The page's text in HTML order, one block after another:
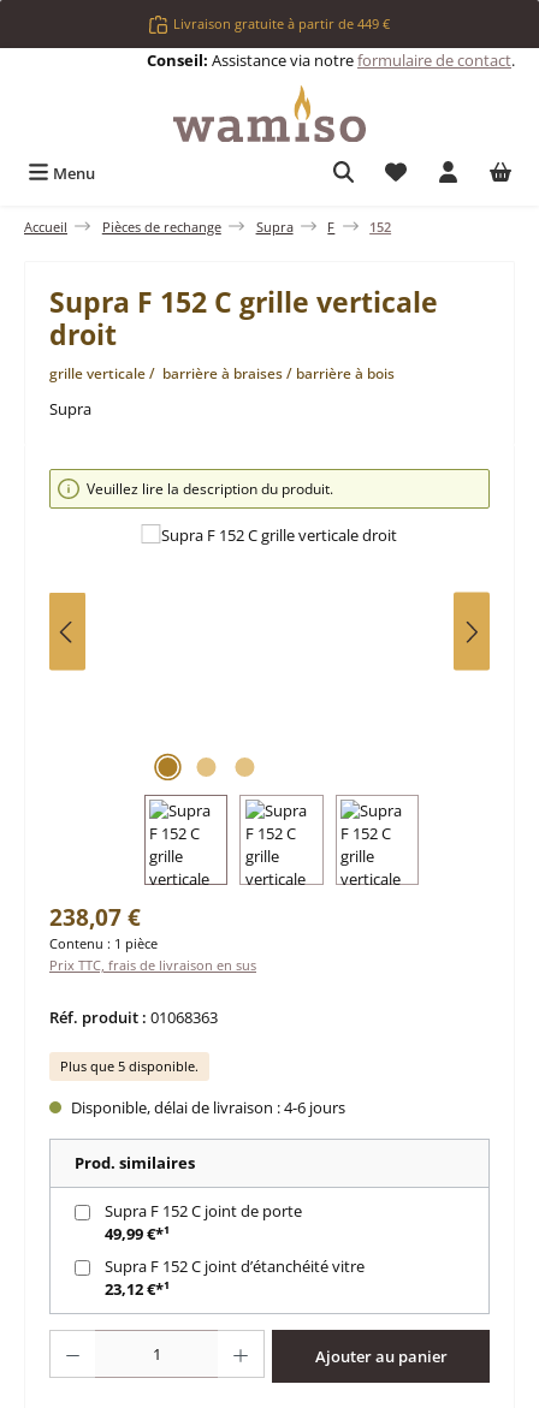
Passer au contenu principalLivraison gratuite à partir de 449 €
Conseil: Assistance via notreformulaire de contact.
Menu Vous avez 0
Accueil Pièces de rechange Supra F 152
Supra F 152 C grille verticale
droit
grille verticale / barrière à braises / barrière à bois
Supra
Ignorer la galerie d'images
Veuillez lire la description du produit.
Prix régulier :
238,07 €
Contenu : 1 pièce
Prix TTC, frais de livraison en sus
Réf. produit : 01068363
Plus que 5 disponible.
Disponible, délai de livraison : 4-6 jours
Prod. similaires
Supra F 152 C joint de porte
49,99 €*¹
Supra F 152 C joint d’étanchéité vitre
23,12 €*¹
Ajouter au panier